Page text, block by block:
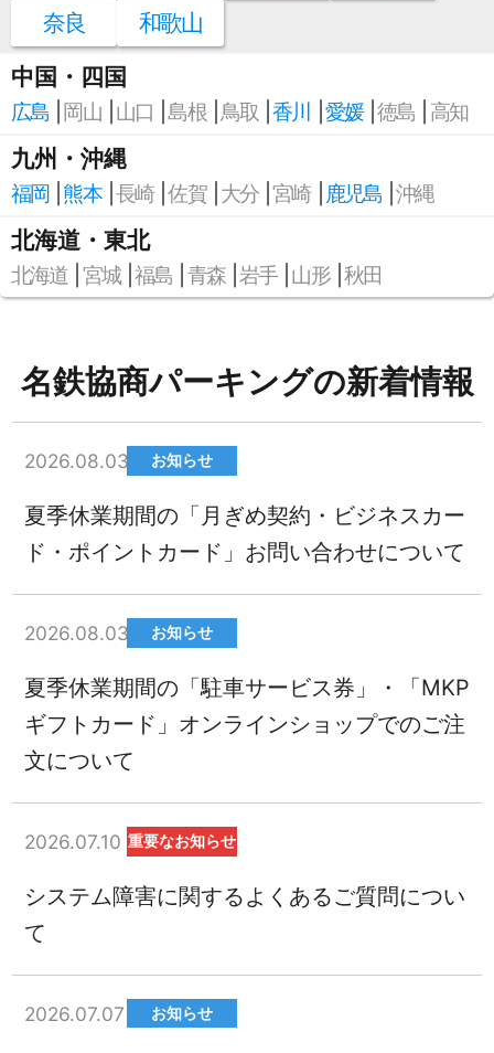
奈良
和歌山
中国・四国
広島 岡山 山口 島根 鳥取 香川 愛媛 徳島 高知
九州・沖縄
福岡 熊本 長崎 佐賀 大分 宮崎 鹿児島 沖縄
北海道・東北
北海道 宮城 福島 青森 岩手 山形 秋田
名鉄協商パーキングの新着情報
2026.08.03 お知らせ
夏季休業期間の「月ぎめ契約・ビジネスカー
ド・ポイントカード」お問い合わせについて
2026.08.03 お知らせ
夏季休業期間の「駐車サービス券」・「MKP
ギフトカード」オンラインショップでのご注
文について
2026.07.10 重要なお知らせ
システム障害に関するよくあるご質問につい
て
2026.07.07 お知らせ